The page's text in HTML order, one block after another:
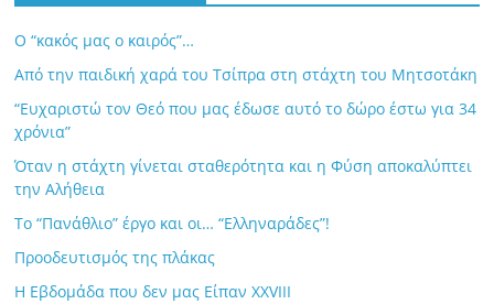
Ο “κακός μας ο καιρός”…
Από την παιδική χαρά του Τσίπρα στη στάχτη του Μητσοτάκη
“Ευχαριστώ τον Θεό που μας έδωσε αυτό το δώρο έστω για 34
χρόνια”
Όταν η στάχτη γίνεται σταθερότητα και η Φύση αποκαλύπτει
την Αλήθεια
Το “Πανάθλιο” έργο και οι… “Ελληναράδες”!
Προοδευτισμός της πλάκας
Η Εβδομάδα που δεν μας Είπαν XXVIII